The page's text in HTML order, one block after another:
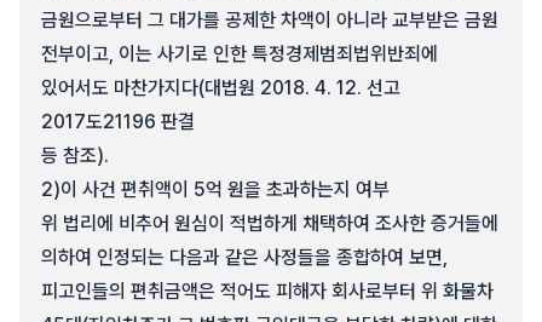
금원으로부터 그 대가를 공제한 차액이 아니라 교부받은 금원
전부이고, 이는 사기로 인한 특정경제범죄법위반죄에
있어서도 마찬가지다(대법원 2018. 4. 12. 선고
2017도21196 판결
등 참조).
2)이 사건 편취액이 5억 원을 초과하는지 여부
위 법리에 비추어 원심이 적법하게 채택하여 조사한 증거들에
의하여 인정되는 다음과 같은 사정들을 종합하여 보면,
피고인들의 편취금액은 적어도 피해자 회사로부터 위 화물차